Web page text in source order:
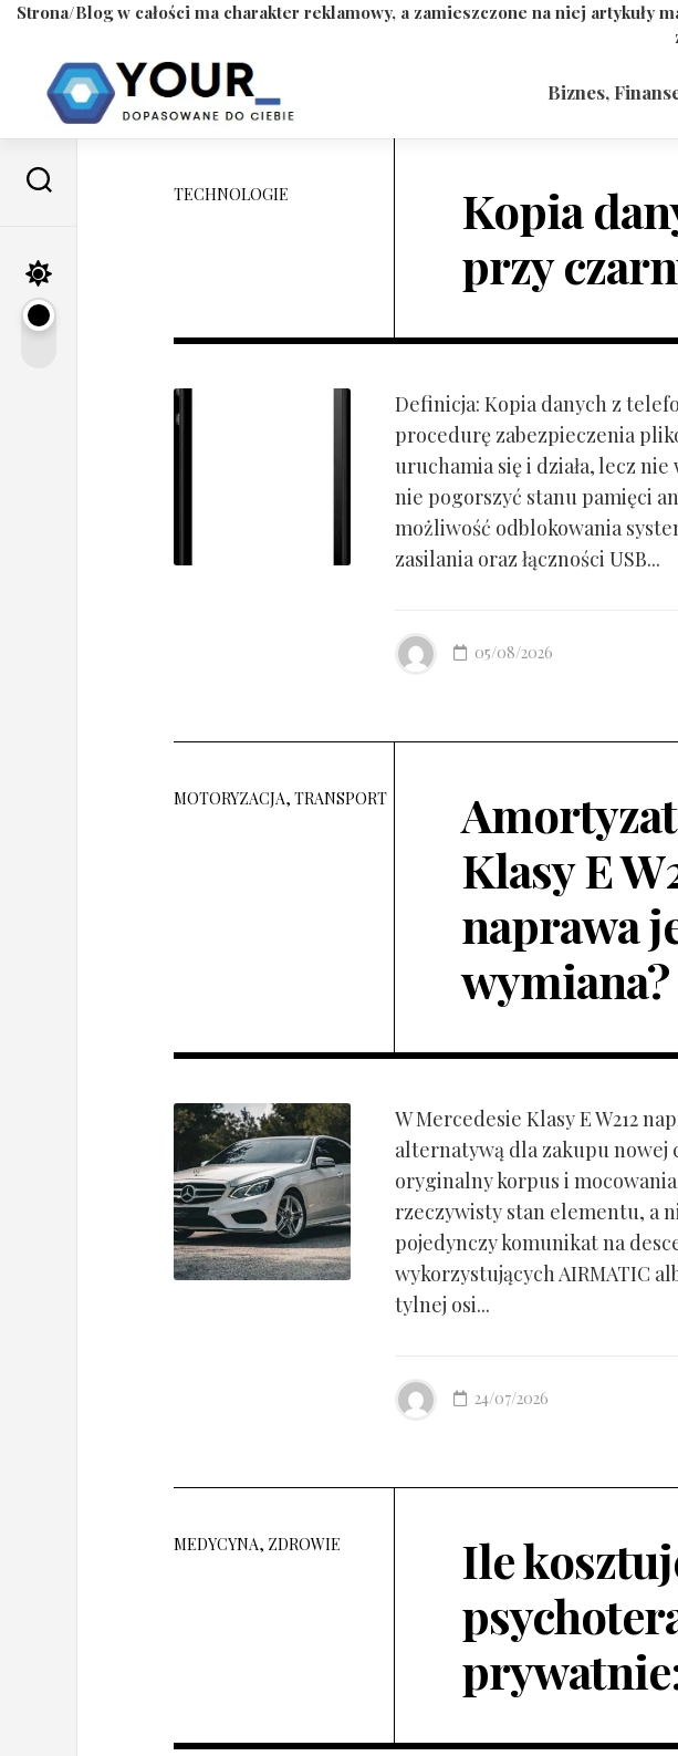
Strona/Blog w całości ma charakter reklamowy, a zamieszczone na niej
content
Biznes,
TECHNOLOGIE
Kopia
przy
Definicja: Kopia danych z
procedurę zabezpieczenia
uruchamia się i działa, lecz
nie pogorszyć stanu pamięci
możliwość odblokowania
zasilania oraz łączności USB...
05/08/2026
MOTORYZACJA, TRANSPORT
Klasy E
naprawa
wymiana?
W Mercedesie Klasy E W212
alternatywą dla zakupu nowej
oryginalny korpus i
rzeczywisty stan elementu, a
pojedynczy komunikat na
wykorzystujących AIRMATIC
tylnej osi...
24/07/2026
MEDYCYNA, ZDROWIE
Ile